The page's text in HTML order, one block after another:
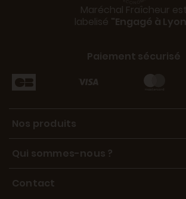
Maréchal Fraîcheur est
labelisé "Engagé à
Paiement sécurisé
Nos produits
Qui sommes-nous ?
Contact